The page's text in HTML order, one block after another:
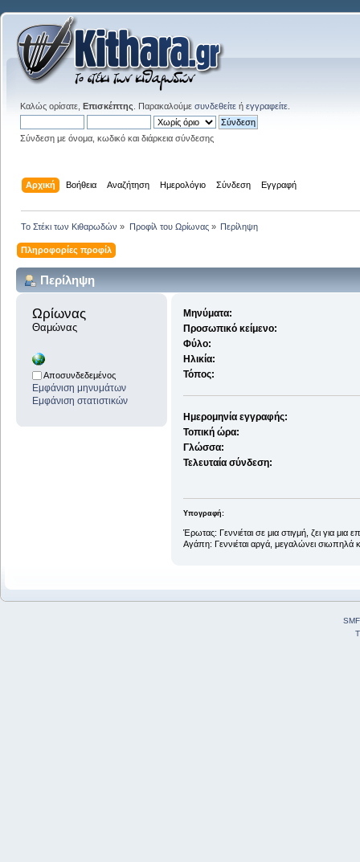
Καλώς ορίσατε, Επισκέπτης . Παρακαλούμε συνδεθείτε ή εγγραφείτε
Σύνδεση με όνομα, κωδικό και διάρκεια σύνδεσης
Αρχική Βοήθεια Αναζήτηση Ημερολόγιο Σύνδεση Εγγραφή
Το Στέκι των Κιθαρωδών » Προφίλ του Ωρίωνας» Περίληψη
Πληροφορίες προφίλ
Περίληψη
Ωρίωνας
Θαμώνας
Αποσυνδεδεμένος
Εμφάνιση μηνυμάτων
Εμφάνιση στατιστικών
Μηνύματα:
Προσωπικό κείμενο:
Φύλο:
Ηλικία:
Τόπος:
Ημερομηνία εγγραφής:
Τοπική ώρα:
Γλώσσα:
Τελευταία σύνδεση:
Υπογραφή:
Έρωτας: Γεννιέται σε μια στιγμή, ζει για μια
Αγάπη: Γεννιέται αργά, μεγαλώνει σιωπηλά